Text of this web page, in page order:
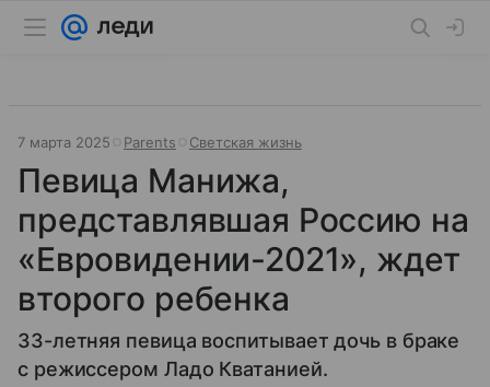
7 марта 2025 Parents Светская жизнь
Певица Манижа,
представлявшая Россию на
«Евровидении-2021», ждет
второго ребенка
33-летняя певица воспитывает дочь в браке
с режиссером Ладо Кватанией.